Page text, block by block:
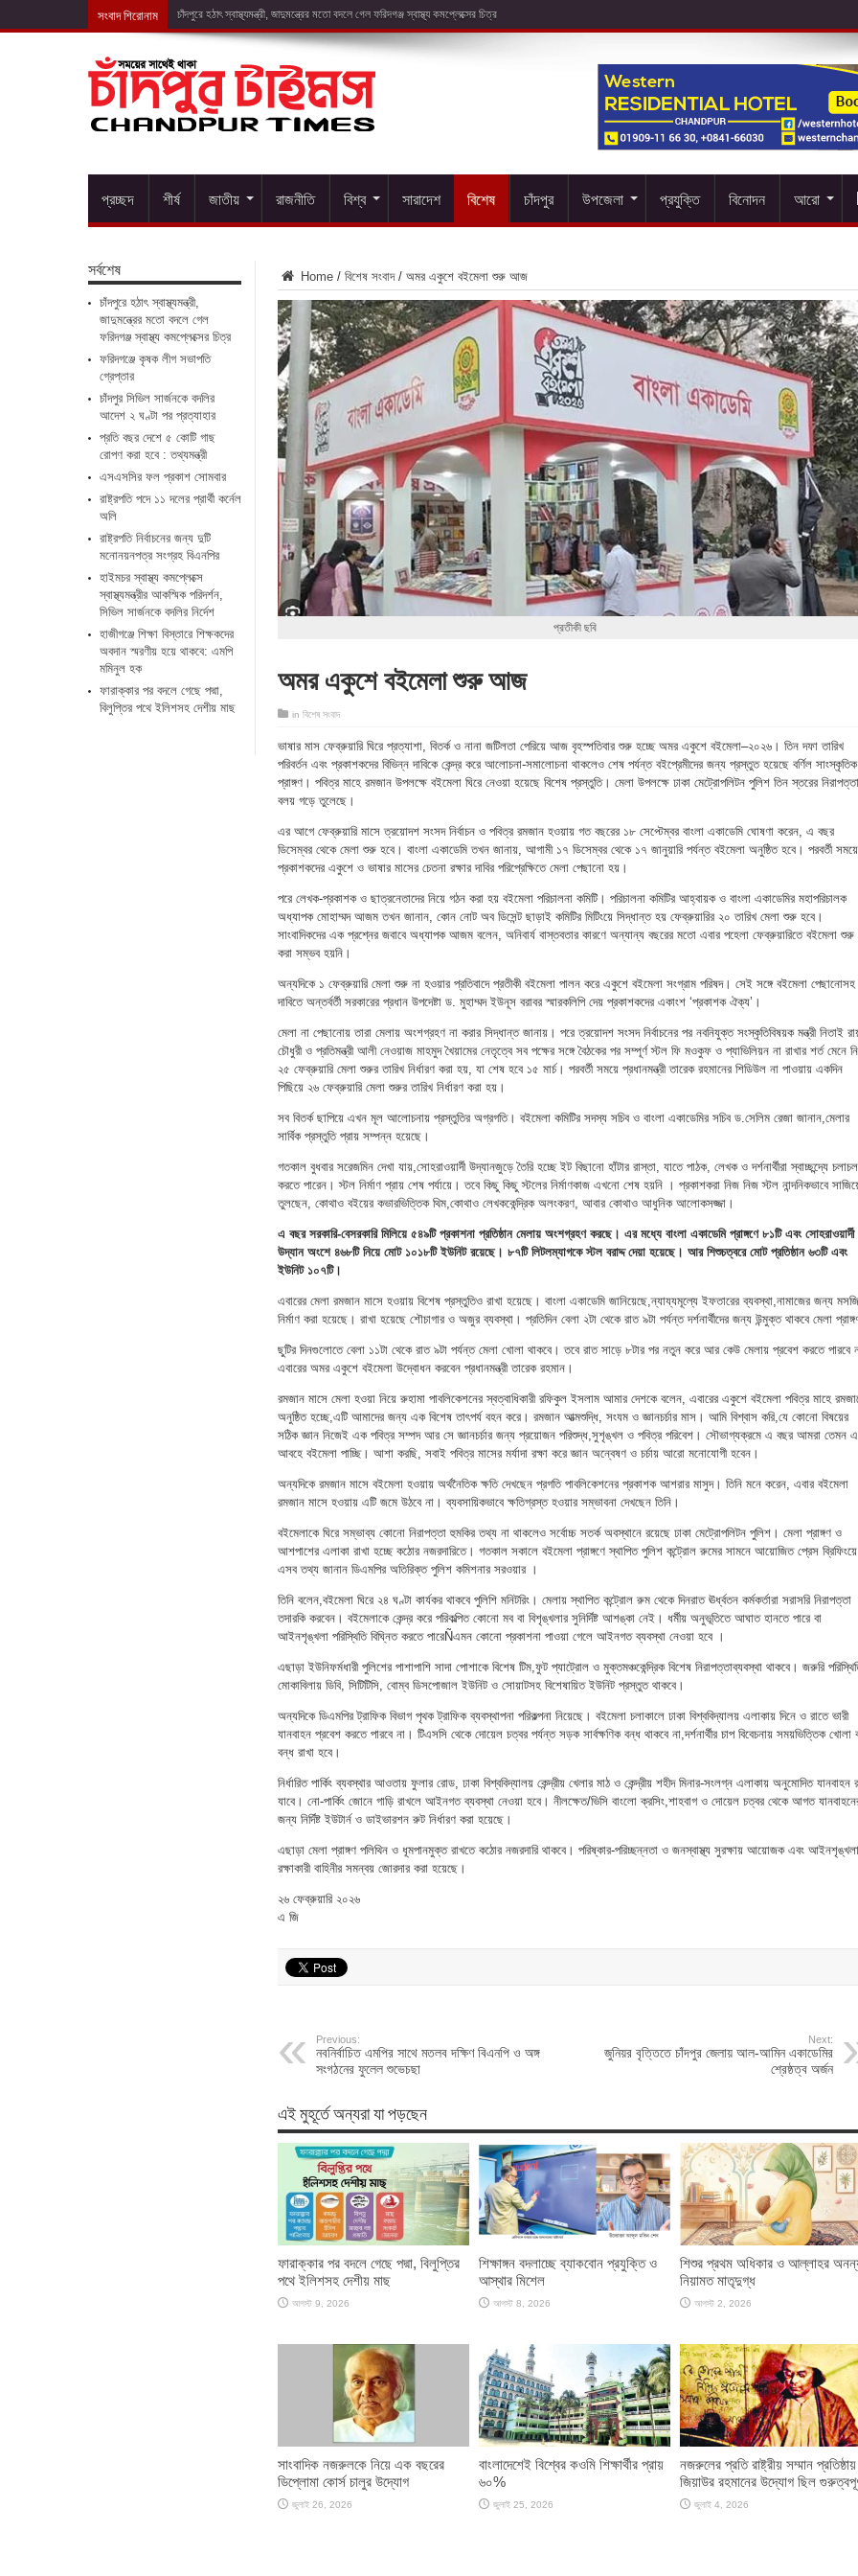
সংবাদ শিরোনাম ফরিদগঞ্জে কৃ
প্রচ্ছদ শীর্ষ জাতীয় রাজনীতি বিশ্ব সারাদেশ বিশেষ চাঁদপুর উপজেলা প্রযুক্তি বিনোদন আরো
Home / বিশেষ সংবাদ / অমর একুশে বইমেলা শুরু আজ
প্রতীকী ছবি
অমর একুশে বইমেলা শুরু আজ
in বিশেষ সংবাদ
ভাষার মাস ফেব্রুয়ারি ঘিরে প্রত্যাশা, বিতর্ক ও নানা জটিলতা পেরিয়ে আজ বৃহস্পতিবার শুরু হচ্ছে অমর একুশে বইমেলা–২০২৬। তিন দফা তারিখ
পরিবর্তন এবং প্রকাশকদের বিভিন্ন দাবিকে কেন্দ্র করে আলোচনা-সমালোচনা থাকলেও শেষ পর্যন্ত বইপ্রেমীদের জন্য প্রস্তুত হয়েছে বর্ণিল সাংস্কৃতিক
প্রাঙ্গণ। পবিত্র মাহে রমজান উপলক্ষে বইমেলা ঘিরে নেওয়া হয়েছে বিশেষ প্রস্তুতি। মেলা উপলক্ষে ঢাকা মেট্রোপলিটন পুলিশ তিন স্তরের নিরাপত্তা
বলয় গড়ে তুলেছে।
এর আগে ফেব্রুয়ারি মাসে ত্রয়োদশ সংসদ নির্বাচন ও পবিত্র রমজান হওয়ায় গত বছরের ১৮ সেপ্টেম্বর বাংলা একাডেমি ঘোষণা করেন, এ বছর
ডিসেম্বর থেকে মেলা শুরু হবে। বাংলা একাডেমি তখন জানায়, আগামী ১৭ ডিসেম্বর থেকে ১৭ জানুয়ারি পর্যন্ত বইমেলা অনুষ্ঠিত হবে। পরবর্তী সময়ে
প্রকাশকদের একুশে ও ভাষার মাসের চেতনা রক্ষার দাবির পরিপ্রেক্ষিতে মেলা পেছানো হয়।
পরে লেখক-প্রকাশক ও ছাত্রনেতাদের নিয়ে গঠন করা হয় বইমেলা পরিচালনা কমিটি। পরিচালনা কমিটির আহ্বায়ক ও বাংলা একাডেমির মহাপরিচালক
অধ্যাপক মোহাম্মদ আজম তখন জানান, কোন নোট অব ডিসেন্ট ছাড়াই কমিটির মিটিংয়ে সিদ্ধান্ত হয় ফেব্রুয়ারির ২০ তারিখ মেলা শুরু হবে।
সাংবাদিকদের এক প্রশ্নের জবাবে অধ্যাপক আজম বলেন, অনিবার্য বাস্তবতার কারণে অন্যান্য বছরের মতো এবার পহেলা ফেব্রুয়ারিতে বইমেলা শুরু
করা সম্ভব হয়নি।
অন্যদিকে ১ ফেব্রুয়ারি মেলা শুরু না হওয়ার প্রতিবাদে প্রতীকী বইমেলা পালন করে একুশে বইমেলা সংগ্রাম পরিষদ। সেই সঙ্গে বইমেলা পেছানোসহ
দাবিতে অন্তর্বর্তী সরকারের প্রধান উপদেষ্টা ড. মুহাম্মদ ইউনূস বরাবর স্মারকলিপি দেয় প্রকাশকদের একাংশ ‘প্রকাশক ঐক্য’।
মেলা না পেছানোয় তারা মেলায় অংশগ্রহণ না করার সিদ্ধান্ত জানায়। পরে ত্রয়োদশ সংসদ নির্বাচনের পর নবনিযুক্ত সংস্কৃতিবিষয়ক মন্ত্রী নিতাই
চৌধুরী ও প্রতিমন্ত্রী আলী নেওয়াজ মাহমুদ খৈয়ামের নেতৃত্বে সব পক্ষের সঙ্গে বৈঠকের পর সম্পূর্ণ স্টল ফি মওকুফ ও প্যাভিলিয়ন না রাখার শর্ত মেনে
২৫ ফেব্রুয়ারি মেলা শুরুর তারিখ নির্ধারণ করা হয়, যা শেষ হবে ১৫ মার্চ। পরবর্তী সময়ে প্রধানমন্ত্রী তারেক রহমানের শিডিউল না পাওয়ায় একদিন
পিছিয়ে ২৬ ফেব্রুয়ারি মেলা শুরুর তারিখ নির্ধারণ করা হয়।
সব বিতর্ক ছাপিয়ে এখন মূল আলোচনায় প্রস্তুতির অগ্রগতি। বইমেলা কমিটির সদস্য সচিব ও বাংলা একাডেমির সচিব ড.সেলিম রেজা জানান,মেলার
সার্বিক প্রস্তুতি প্রায় সম্পন্ন হয়েছে।
গতকাল বুধবার সরেজমিন দেখা যায়,সোহরাওয়ার্দী উদ্যানজুড়ে তৈরি হচ্ছে ইট বিছানো হাঁটার রাস্তা, যাতে পাঠক, লেখক ও দর্শনার্থীরা স্বাচ্ছন্দ্যে চলাচল
করতে পারেন। স্টল নির্মাণ প্রায় শেষ পর্যায়ে। তবে কিছু কিছু স্টলের নির্মাণকাজ এখনো শেষ হয়নি । প্রকাশকরা নিজ নিজ স্টল নান্দনিকভাবে
তুলছেন, কোথাও বইয়ের কভারভিত্তিক থিম,কোথাও লেখককেন্দ্রিক অলংকরণ, আবার কোথাও আধুনিক আলোকসজ্জা।
এ বছর সরকারি-বেসরকারি মিলিয়ে ৫৪৯টি প্রকাশনা প্রতিষ্ঠান মেলায় অংশগ্রহণ করছে। এর মধ্যে বাংলা একাডেমি প্রাঙ্গণে ৮১টি এবং সোহরাওয়ার্দী
উদ্যান অংশে ৪৬৮টি নিয়ে মোট ১০১৮টি ইউনিট রয়েছে। ৮৭টি লিটলম্যাগকে স্টল বরাদ্দ দেয়া হয়েছে। আর শিশুচত্বরে মোট প্রতিষ্ঠান ৬৩টি এবং
ইউনিট ১০৭টি।
এবারের মেলা রমজান মাসে হওয়ায় বিশেষ প্রস্তুতিও রাখা হয়েছে। বাংলা একাডেমি জানিয়েছে,ন্যায্যমূল্যে ইফতারের ব্যবস্থা,নামাজের জন্য
নির্মাণ করা হয়েছে। রাখা হয়েছে শৌচাগার ও অজুর ব্যবস্থা। প্রতিদিন বেলা ২টা থেকে রাত ৯টা পর্যন্ত দর্শনার্থীদের জন্য উন্মুক্ত থাকবে মেলা
ছুটির দিনগুলোতে বেলা ১১টা থেকে রাত ৯টা পর্যন্ত মেলা খোলা থাকবে। তবে রাত সাড়ে ৮টার পর নতুন করে আর কেউ মেলায় প্রবেশ করতে পারবে
এবারের অমর একুশে বইমেলা উদ্বোধন করবেন প্রধানমন্ত্রী তারেক রহমান।
রমজান মাসে মেলা হওয়া নিয়ে রুহামা পাবলিকেশনের স্বত্বাধিকারী রফিকুল ইসলাম আমার দেশকে বলেন, এবারের একুশে বইমেলা পবিত্র মাহে
অনুষ্ঠিত হচ্ছে,এটি আমাদের জন্য এক বিশেষ তাৎপর্য বহন করে। রমজান আত্মশুদ্ধি, সংযম ও জ্ঞানচর্চার মাস। আমি বিশ্বাস করি,যে কোনো বিষয়ের
সঠিক জ্ঞান নিজেই এক পবিত্র সম্পদ আর সে জ্ঞানচর্চার জন্য প্রয়োজন পরিশুদ্ধ,সুশৃঙ্খল ও পবিত্র পরিবেশ। সৌভাগ্যক্রমে এ বছর আমরা তেমন
আবহে বইমেলা পাচ্ছি। আশা করছি, সবাই পবিত্র মাসের মর্যাদা রক্ষা করে জ্ঞান অন্বেষণ ও চর্চায় আরো মনোযোগী হবেন।
অন্যদিকে রমজান মাসে বইমেলা হওয়ায় অর্থনৈতিক ক্ষতি দেখছেন প্রগতি পাবলিকেশনের প্রকাশক আশরার মাসুদ। তিনি মনে করেন, এবার বইমেলা
রমজান মাসে হওয়ায় এটি জমে উঠবে না। ব্যবসায়িকভাবে ক্ষতিগ্রস্ত হওয়ার সম্ভাবনা দেখছেন তিনি।
বইমেলাকে ঘিরে সম্ভাব্য কোনো নিরাপত্তা হুমকির তথ্য না থাকলেও সর্বোচ্চ সতর্ক অবস্থানে রয়েছে ঢাকা মেট্রোপলিটন পুলিশ। মেলা প্রাঙ্গণ ও
আশপাশের এলাকা রাখা হচ্ছে কঠোর নজরদারিতে। গতকাল সকালে বইমেলা প্রাঙ্গণে স্থাপিত পুলিশ কন্ট্রোল রুমের সামনে আয়োজিত প্রেস ব্রিফিংয়ে
এসব তথ্য জানান ডিএমপির অতিরিক্ত পুলিশ কমিশনার সরওয়ার ।
তিনি বলেন,বইমেলা ঘিরে ২৪ ঘণ্টা কার্যকর থাকবে পুলিশি মনিটরিং। মেলায় স্থাপিত কন্ট্রোল রুম থেকে দিনরাত ঊর্ধ্বতন কর্মকর্তারা সরাসরি নিরাপত্তা
তদারকি করবেন। বইমেলাকে কেন্দ্র করে পরিকল্পিত কোনো মব বা বিশৃঙ্খলার সুনির্দিষ্ট আশঙ্কা নেই। ধর্মীয় অনুভূতিতে আঘাত হানতে পারে বা
আইনশৃঙ্খলা পরিস্থিতি বিঘ্নিত করতে পারেÑএমন কোনো প্রকাশনা পাওয়া গেলে আইনগত ব্যবস্থা নেওয়া হবে ।
এছাড়া ইউনিফর্মধারী পুলিশের পাশাপাশি সাদা পোশাকে বিশেষ টিম,ফুট প্যাট্রোল ও মুক্তমঞ্চকেন্দ্রিক বিশেষ নিরাপত্তাব্যবস্থা থাকবে। জরুরি
মোকাবিলায় ডিবি, সিটিটিসি, বোম্ব ডিসপোজাল ইউনিট ও সোয়াটসহ বিশেষায়িত ইউনিট প্রস্তুত থাকবে।
অন্যদিকে ডিএমপির ট্রাফিক বিভাগ পৃথক ট্রাফিক ব্যবস্থাপনা পরিকল্পনা নিয়েছে। বইমেলা চলাকালে ঢাকা বিশ্ববিদ্যালয় এলাকায় দিনে ও রাতে ভারী
যানবাহন প্রবেশ করতে পারবে না। টিএসসি থেকে দোয়েল চত্বর পর্যন্ত সড়ক সার্বক্ষণিক বন্ধ থাকবে না,দর্শনার্থীর চাপ বিবেচনায় সময়ভিত্তিক খোলা
বন্ধ রাখা হবে।
নির্ধারিত পার্কিং ব্যবস্থার আওতায় ফুলার রোড, ঢাকা বিশ্ববিদ্যালয় কেন্দ্রীয় খেলার মাঠ ও কেন্দ্রীয় শহীদ মিনার-সংলগ্ন এলাকায় অনুমোদিত যানবাহন
যাবে। নো-পার্কিং জোনে গাড়ি রাখলে আইনগত ব্যবস্থা নেওয়া হবে। নীলক্ষেত/ভিসি বাংলো ক্রসিং,শাহবাগ ও দোয়েল চত্বর থেকে আগত
জন্য নির্দিষ্ট ইউটার্ন ও ডাইভারশন রুট নির্ধারণ করা হয়েছে।
এছাড়া মেলা প্রাঙ্গণ পলিথিন ও ধূমপানমুক্ত রাখতে কঠোর নজরদারি থাকবে। পরিষ্কার-পরিচ্ছন্নতা ও জনস্বাস্থ্য সুরক্ষায় আয়োজক এবং আইনশৃঙ্খলা
রক্ষাকারী বাহিনীর সমন্বয় জোরদার করা হয়েছে।
২৬ ফেব্রুয়ারি ২০২৬
এ জি
Previous:
নবনির্বাচিত এমপির সাথে মতলব দক্ষিণ বিএনপি ও অঙ্গ
সংগঠনের ফুলেল শুভেচছা
Next:
জুনিয়র বৃত্তিতে চাঁদপুর জেলায় আল-আমিন একাডেমির
শ্রেষ্ঠত্ব অর্জন
এই মুহূর্তে অন্যরা যা পড়ছেন
ফারাক্কার পর বদলে গেছে পদ্মা, বিলুপ্তির
পথে ইলিশসহ দেশীয় মাছ
আগস্ট 9, 2026
শিক্ষাঙ্গন বদলাচ্ছে ব্যাকবোন প্রযুক্তি ও
আস্থার মিশেল
আগস্ট 8, 2026
শিশুর প্রথম অধিকার ও আল্লাহর
নিয়ামত মাতৃদুগ্ধ
আগস্ট 2, 2026
সাংবাদিক নজরুলকে নিয়ে এক বছরের
ডিপ্লোমা কোর্স চালুর উদ্যোগ
জুলাই 26, 2026
বাংলাদেশেই বিশ্বের কওমি শিক্ষার্থীর প্রায়
৬০%
জুলাই 25, 2026
নজরুলের প্রতি রাষ্ট্রীয় সম্মান প্রতিষ্ঠায়
জিয়াউর রহমানের উদ্যোগ ছিল
জুলাই 4, 2026
সর্বশেষ
চাঁদপুরে হঠাৎ স্বাস্থ্যমন্ত্রী,
জাদুমন্ত্রের মতো বদলে গেল
ফরিদগঞ্জ স্বাস্থ্য কমপ্লেক্সের চিত্র
ফরিদগঞ্জে কৃষক লীগ সভাপতি
গ্রেপ্তার
চাঁদপুর সিভিল সার্জনকে বদলির
আদেশ ২ ঘণ্টা পর প্রত্যাহার
প্রতি বছর দেশে ৫ কোটি গাছ
রোপণ করা হবে : তথ্যমন্ত্রী
এসএসসির ফল প্রকাশ সোমবার
রাষ্ট্রপতি পদে ১১ দলের প্রার্থী কর্নেল
অলি
রাষ্ট্রপতি নির্বাচনের জন্য দুটি
মনোনয়নপত্র সংগ্রহ বিএনপির
হাইমচর স্বাস্থ্য কমপ্লেক্সে
স্বাস্থ্যমন্ত্রীর আকস্মিক পরিদর্শন,
সিভিল সার্জনকে বদলির নির্দেশ
হাজীগঞ্জে শিক্ষা বিস্তারে শিক্ষকদের
অবদান স্মরণীয় হয়ে থাকবে: এমপি
মমিনুল হক
ফারাক্কার পর বদলে গেছে পদ্মা,
বিলুপ্তির পথে ইলিশসহ দেশীয় মাছ